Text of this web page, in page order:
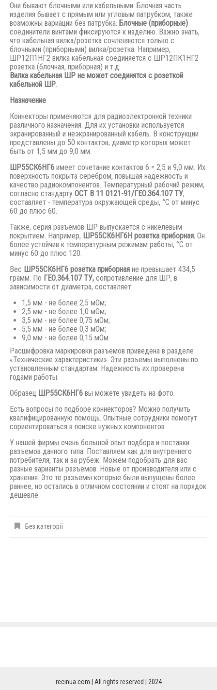
Они бывают блочными или кабельными. Блочная часть
изделия бывает с прямым или угловым патрубком, также
возможны вариации без патрубка. Блочные (приборные)
соединители винтами фиксируются к изделию. Важно знать,
что кабельная вилка/розетка сочленяются только с
блочными (приборными) вилка/розетка. Например,
ШР12П1НГ2 вилка кабельная соединяется с ШР12ПК1НГ2
розетка (блочная, приборная) и т.д.
Вилка кабельная ШР не может соединятся с розеткой
кабельной ШР
Назначение
Коннекторы применяются для радиоэлектронной техники
различного назначения. Для их установки используется
экранированный и неэкранированный кабель. В конструкции
представлены до 50 контактов, диаметр которых может
быть от 1,5 мм до 9,0 мм.
ШР55СК6НГ6 имеет сочетание контактов 6 = 2,5 и 9,0 мм. Их
поверхность покрыта серебром, повышая надежность и
качество радиокомпонентов. Температурный рабочий режим,
согласно стандарту ОСТ В 11 0121-91/ГЕО.364.107 ТУ,
составляет - температура окружающей среды, °С от минус
60 до плюс 60.
Также, серия разъемов ШР выпускается с никелевым
покрытием. Например, ШР55СК6НГ6Н розетка приборная. Он
более устойчив к температурным режимам работы, °С от
минус 60 до плюс 120.
Вес ШР55СК6НГ6 розетка приборная не превышает 434,5
грамм. По ГЕО.364.107 ТУ, сопротивление для ШР, в
зависимости от диаметра, составляет:
1,5 мм - не более 2,5 мОм;
2,5 мм - не более 1,0 мОм;
3,5 мм - не более 0,75 мОм;
5,5 мм - не более 0,3 мОм;
9,0 мм - не более 0,15 мОм.
Расшифровка маркировки разъемов приведена в разделе
«Технические характеристики». Эти разъемы выполнены по
установленным стандартам. Надежность их проверена
годами работы.
Образец ШР55СК6НГ6 вы можете увидеть на фото.
Есть вопросы по подборе коннекторов? Можно получить
квалифицированную помощь. Опытные сотрудники помогут
сориентироваться в поиске нужных компонентов.
У нашей фирмы очень большой опыт подбора и поставки
разъемов данного типа. Поставляем как для внутреннего
потребителя, так и за рубеж. Можем подобрать для вас
разные варианты разъемов. Новые от производителя или с
хранения. Это те разъемы которые были выпущены более
раннее, но остались в отличном состоянии и стоят на порядок
дешевле.
Без категорії
recinua.com | All rights reserved | 2024